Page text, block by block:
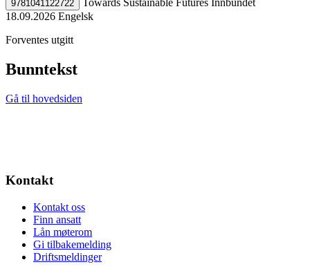
9781041122722
18.09.2026 Engelsk
Forventes utgitt
Bunntekst
Gå til hovedsiden
Kontakt
Kontakt oss
Finn ansatt
Lån møterom
Gi tilbakemelding
Driftsmeldinger